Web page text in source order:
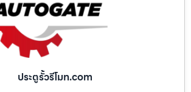
ประตูรั้วรีโมท.com